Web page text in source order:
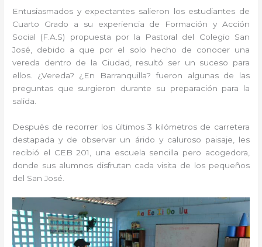
Entusiasmados y expectantes salieron los estudiantes de
Cuarto Grado a su experiencia de Formación y Acción
Social (F.A.S) propuesta por la Pastoral del Colegio San
José, debido a que por el solo hecho de conocer una
vereda dentro de la Ciudad, resultó ser un suceso para
ellos. ¿Vereda? ¿En Barranquilla? fueron algunas de las
preguntas que surgieron durante su preparación para la
salida.
Después de recorrer los últimos 3 kilómetros de carretera
destapada y de observar un árido y caluroso paisaje, les
recibió el CEB 201, una escuela sencilla pero acogedora,
donde sus alumnos disfrutan cada visita de los pequeños
del San José.